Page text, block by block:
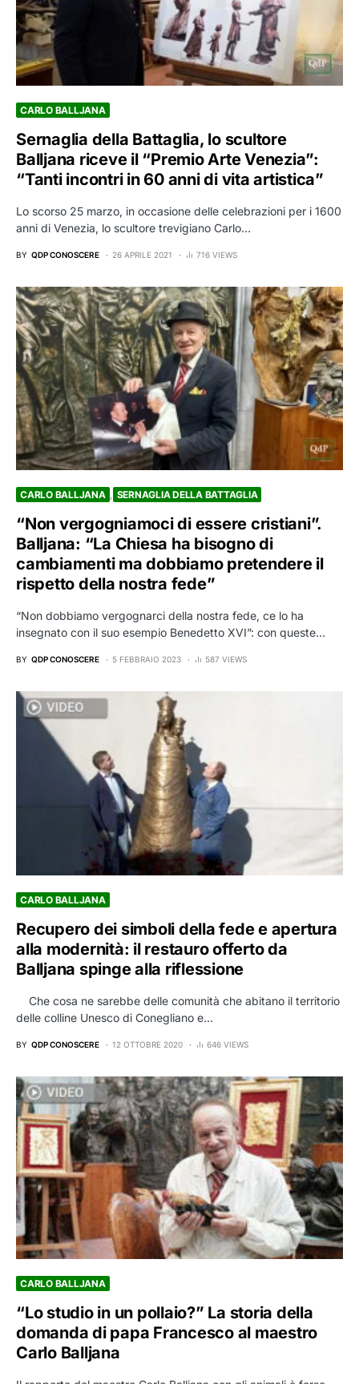
CARLO BALLJANA
Sernaglia della Battaglia, lo scultore
Balljana riceve il “Premio Arte Venezia”:
“Tanti incontri in 60 anni di vita artistica”
Lo scorso 25 marzo, in occasione delle celebrazioni per i 1600
anni di Venezia, lo scultore trevigiano Carlo…
BY QDP CONOSCERE 26 APRILE 2021 716 VIEWS
CARLO BALLJANA SERNAGLIA DELLA BATTAGLIA
“Non vergogniamoci di essere cristiani”.
Balljana: “La Chiesa ha bisogno di
cambiamenti ma dobbiamo pretendere il
rispetto della nostra fede”
“Non dobbiamo vergognarci della nostra fede, ce lo ha
insegnato con il suo esempio Benedetto XVI”: con queste…
BY QDP CONOSCERE 5 FEBBRAIO 2023 587 VIEWS
CARLO BALLJANA
Recupero dei simboli della fede e apertura
alla modernità: il restauro offerto da
Balljana spinge alla riflessione
Che cosa ne sarebbe delle comunità che abitano il territorio
delle colline Unesco di Conegliano e…
BY QDP CONOSCERE 12 OTTOBRE 2020 646 VIEWS
CARLO BALLJANA
“Lo studio in un pollaio?” La storia della
domanda di papa Francesco al maestro
Carlo Balljana